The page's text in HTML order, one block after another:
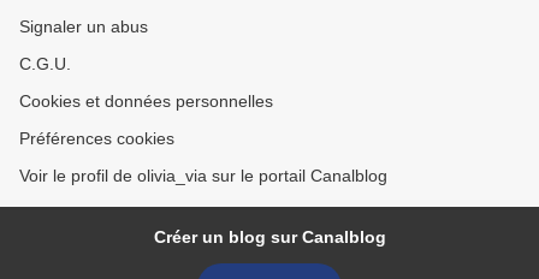
Signaler un abus
C.G.U.
Cookies et données personnelles
Préférences cookies
Voir le profil de olivia_via sur le portail Canalblog
Créer un blog sur Canalblog